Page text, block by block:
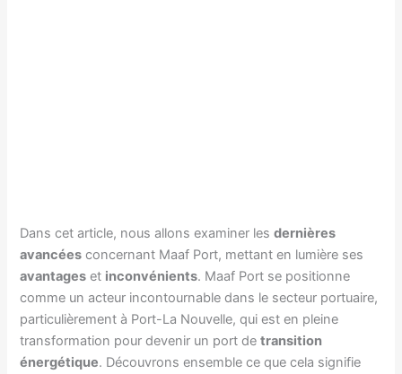
Dans cet article, nous allons examiner lesdernières
avancées concernant Maaf Port, mettant en lumière ses
avantages et inconvénients. Maaf Port se positionne
comme un acteur incontournable dans le secteur portuaire,
particulièrement à Port-La Nouvelle, qui est en pleine
transformation pour devenir un port detransition
énergétique. Découvrons ensemble ce que cela signifie